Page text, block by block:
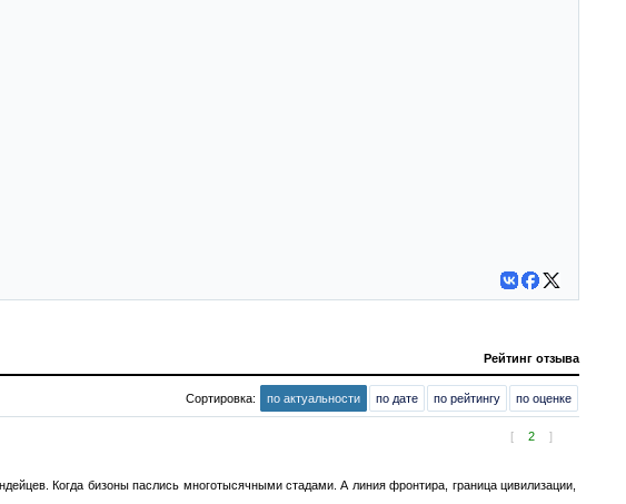
Рейтинг отзыва
Сортировка: по актуальности по дате по рейтингу по оценке
[ 2 ]
Когда бизоны паслись многотысячными стадами. А линия фронтира, граница цивилизации,